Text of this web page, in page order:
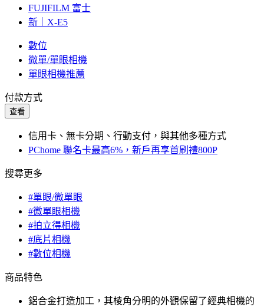
FUJIFILM 富士
新｜X-E5
數位
微單/單眼相機
單眼相機推薦
付款方式
查看
信用卡、無卡分期、行動支付，與其他多種方式
PChome 聯名卡最高6%，新戶再享首刷禮800P
搜尋更多
#單眼/微單眼
#微單眼相機
#拍立得相機
#底片相機
#數位相機
商品特色
鋁合金打造加工，其棱角分明的外觀保留了經典相機的